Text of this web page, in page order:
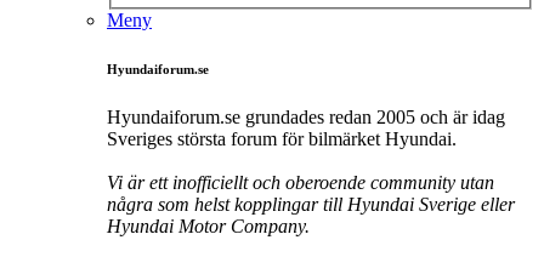
Meny
Hyundaiforum.se
Hyundaiforum.se grundades redan 2005 och är idag
Sveriges största forum för bilmärket Hyundai.
Vi är ett inofficiellt och oberoende community utan
några som helst kopplingar till Hyundai Sverige eller
Hyundai Motor Company.